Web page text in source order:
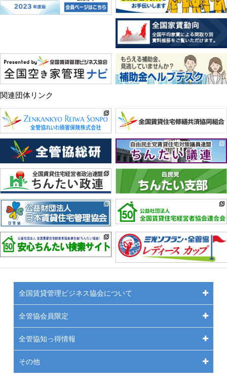
関連団体リンク
全国賃貸管理ビジネス協会について
全管協会員限定
全管協知っ得情報
その他